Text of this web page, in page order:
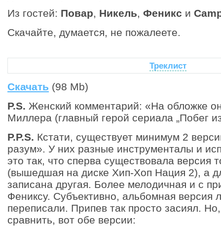
Из гостей: Повар, Никель, Феникс и
Скачайте, думается, не пожалеете.
Треклист
Скачать (98 Mb)
P.S. Женский комментарий: «На обложке
Миллера (главный герой сериала „Побег
P.P.S. Кстати, существует минимум 2
разум». У них разные инструменталы и
это так, что сперва существовала версия
(вышедшая на диске Хип-Хоп Нация 2), а
записана другая. Более мелодичная и с
Фениксу. Субъективно, альбомная версия
переписали. Припев так просто засиял.
сравнить, вот обе версии: